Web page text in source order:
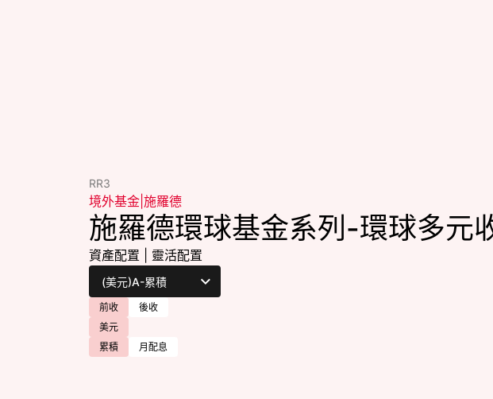
RR3
境外基金 施羅德
施羅德環球基金系列-環球多元
資產配置 靈活配置
前收
後收
美元
累積
月配息